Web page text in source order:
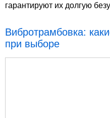
гарантируют их долгую
Вибротрамбовка:
при выборе